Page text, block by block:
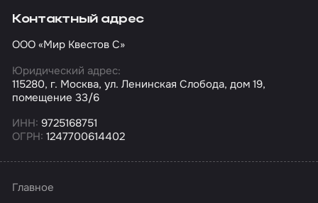
Контактный адрес
ООО «Мир Квестов С»
Юридический адрес:
115280, г. Москва, ул. Ленинская Слобода, дом 19,
помещение 33/6
ИНН: 9725168751
ОГРН: 1247700614402
Главное